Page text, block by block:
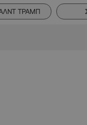
ΤΡΑΜΠ